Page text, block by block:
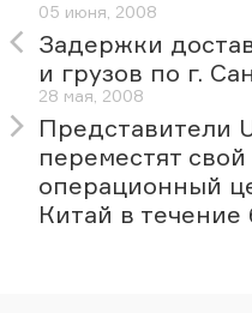
05 июня, 2008
Задержки
и грузов по г.
28 мая, 2008
Представители
переместят свой
операционный
Китай в